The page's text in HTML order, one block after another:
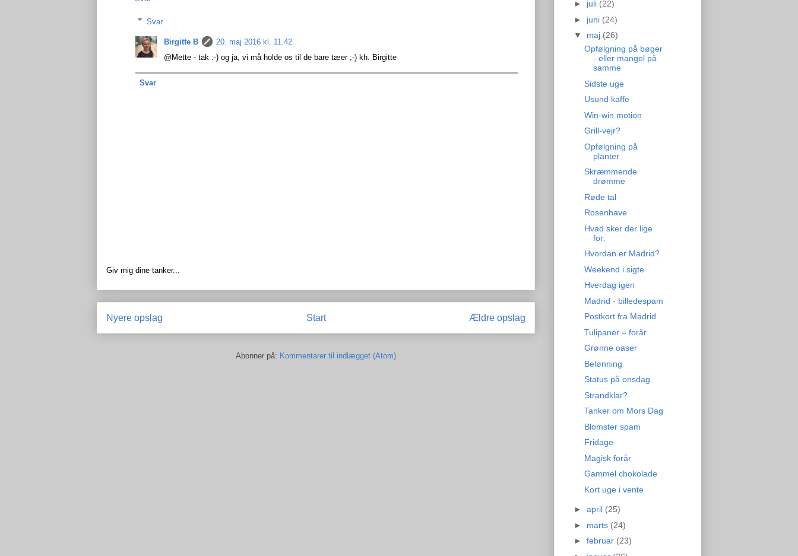
Svar
Birgitte B
20. maj 2016 kl. 11.42
@Mette - tak :-) og ja, vi må holde os til de bare tæer ;-) kh. Birgitte
Svar
Giv mig dine tanker...
Nyere opslag Ældre opslag
Start
Abonner på: Kommentarer til indlægget (Atom)
► juli (22)
► juni (24)
▼ maj (26)
Opfølgning på bøger
- eller mangel på
samme
Sidste uge
Usund kaffe
Win-win motion
Grill-vejr?
Opfølgning på
planter
Skræmmende
drømme
Røde tal
Rosenhave
Hvad sker der lige
for:
Hvordan er Madrid?
Weekend i sigte
Hverdag igen
Madrid - billedespam
Postkort fra Madrid
Tulipaner = forår
Grønne oaser
Belønning
Status på onsdag
Strandklar?
Tanker om Mors Dag
Blomster spam
Fridage
Magisk forår
Gammel chokolade
Kort uge i vente
► april (25)
► marts (24)
► februar (23)